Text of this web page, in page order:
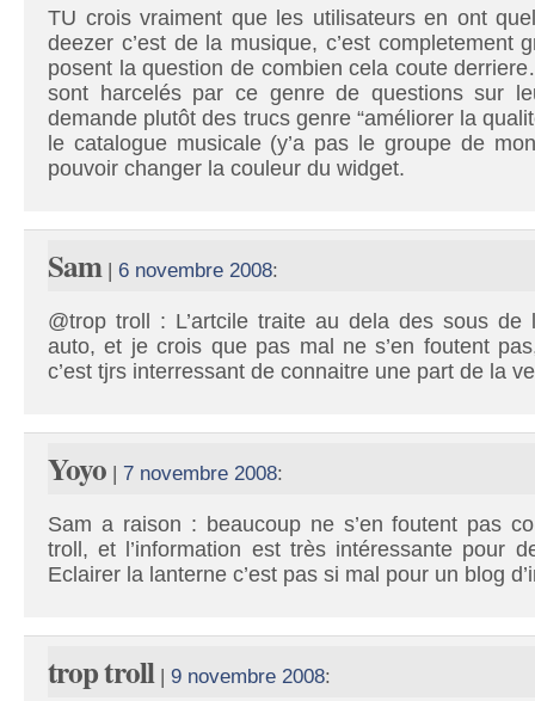
TU crois vraiment que les utilisateurs en ont
deezer c’est de la musique, c’est completement
posent la question de combien cela coute
sont harcelés par ce genre de questions sur
demande plutôt des trucs genre “améliorer la
le catalogue musicale (y’a pas le groupe de
pouvoir changer la couleur du widget.
Sam |6 novembre 2008:
@trop troll : L’artcile traite au dela des sous de
auto, et je crois que pas mal ne s’en foutent
c’est tjrs interressant de connaitre une part de la
Yoyo |7 novembre 2008:
Sam a raison : beaucoup ne s’en foutent pas
troll, et l’information est très intéressante pour
Eclairer la lanterne c’est pas si mal pour un blog
trop troll| 9 novembre 2008: